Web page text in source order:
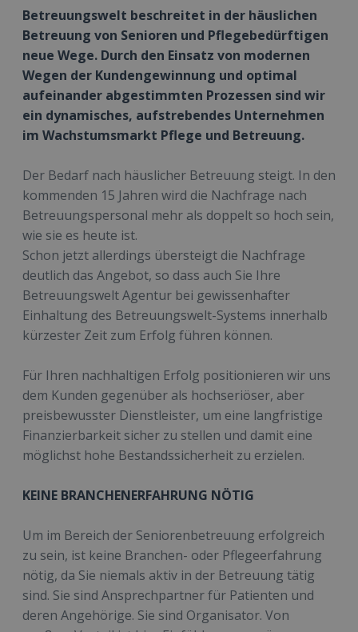
Betreuungswelt beschreitet in der häuslichen
Betreuung von Senioren und Pflegebedürftigen
neue Wege. Durch den Einsatz von modernen
Wegen der Kundengewinnung und optimal
aufeinander abgestimmten Prozessen sind wir
ein dynamisches, aufstrebendes Unternehmen
im Wachstumsmarkt Pflege und Betreuung.
Der Bedarf nach häuslicher Betreuung steigt. In den
kommenden 15 Jahren wird die Nachfrage nach
Betreuungspersonal mehr als doppelt so hoch sein,
wie sie es heute ist.
Schon jetzt allerdings übersteigt die Nachfrage
deutlich das Angebot, so dass auch Sie Ihre
Betreuungswelt Agentur bei gewissenhafter
Einhaltung des Betreuungswelt-Systems innerhalb
kürzester Zeit zum Erfolg führen können.
Für Ihren nachhaltigen Erfolg positionieren wir uns
dem Kunden gegenüber als hochseriöser, aber
preisbewusster Dienstleister, um eine langfristige
Finanzierbarkeit sicher zu stellen und damit eine
möglichst hohe Bestandssicherheit zu erzielen.
KEINE BRANCHENERFAHRUNG NÖTIG
Um im Bereich der Seniorenbetreuung erfolgreich
zu sein, ist keine Branchen- oder Pflegeerfahrung
nötig, da Sie niemals aktiv in der Betreuung tätig
sind. Sie sind Ansprechpartner für Patienten und
deren Angehörige. Sie sind Organisator. Von